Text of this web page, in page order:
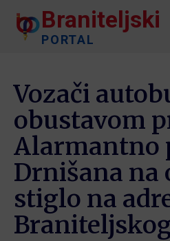
Braniteljski
PORTAL
Vozači
obustavom
Alarmantno
Drnišana na
stiglo na